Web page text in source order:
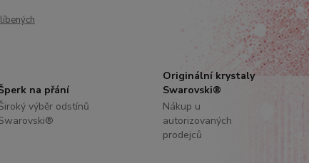
na přání
výběr odstínů
Originální krystaly
Swarovski®
Nákup u
autorizovaných
prodejců